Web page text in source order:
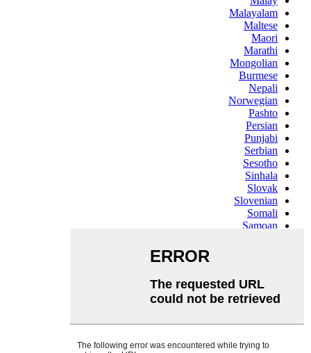
Malayalam
Maltese
Maori
Marathi
Mongolian
Burmese
Nepali
Norwegian
Pashto
Persian
Punjabi
Serbian
Sesotho
Sinhala
Slovak
Slovenian
Somali
Samoan
Swahili
Tajik
Telugu
Ukrainian